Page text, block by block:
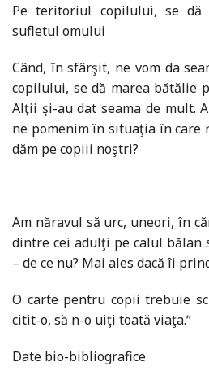
Pe teritoriul copilului, se dă
sufletul omului
Când, în sfârşit, ne vom da
copilului, se dă marea bătălie
Alţii şi-au dat seama de mult.
ne pomenim în situaţia în care
dăm pe copiii noştri?
Am năravul să urc, uneori, în
dintre cei adulţi pe calul bălan
– de ce nu? Mai ales dacă îi
O carte pentru copii trebuie
citit-o, să n-o uiţi toată viaţa.ˮ
Date bio-bibliografice